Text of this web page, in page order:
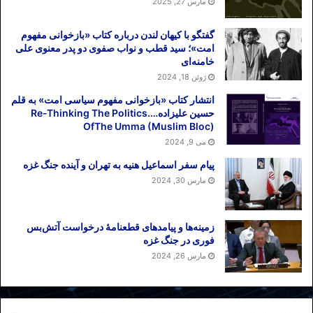
ایران
گفته شد جنگ و مذاکره دو راه برون‌رفت از
هر بحرانی است. حال فرض بگیریم که در
شرایطی که اقتصاد ایران با فشارهای آمریکا و
انفعال اروپا وارد دوره رکود شده، نه جنگی
صورت بگیرد و نه مذاکره‌ای انجام شود. نتیجه
آن چیست؟
نهایتاً شبح جنگ از سر ایران دور شده، اما،‌ آیا
گشایشی برای اقتصاد تشنه ایران حاصل
خواهد آمد؟ گرچه بررسی اقتصاد تحت تحریم
ایران موضوع این یادداشت نیست ولی نگاهی
گویا اقتصاد شکننده ایران در وضعیت کنونی
است. او در این سخنرانی دیگر مانند گذشته
اقتصاد کشور را در وضعیت بدر و خیبر (بخوانید
گفتگو با کیهان لندن درباره کتاب «بازخوانی مفهوم
امت»؛ سید قطب و نواب صفوی دو پدر معنوی علی
خامنه‌ای
ژوئن 18, 2024
انتشار کتاب «بازخوانی مفهوم سیاسی امت» به قلم
حسین علیزاده….Re-Thinking The Politics
OfThe Umma (Muslim Bloc)
می 9, 2024
پیام سفر اسماعیل هنیه به تهران و آینده جنگ غزه
مارس 30, 2024
زمینه‌ها و پیامدهای قطعنامهٔ درخواست آتش‌بس
فوری در جنگ غزه
مارس 26, 2024